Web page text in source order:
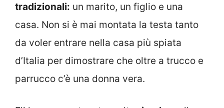
tradizionali: un marito, un figlio e una
casa. Non si è mai montata la testa tanto
da voler entrare nella casa più spiata
d’Italia per dimostrare che oltre a trucco e
parrucco c’è una donna vera.